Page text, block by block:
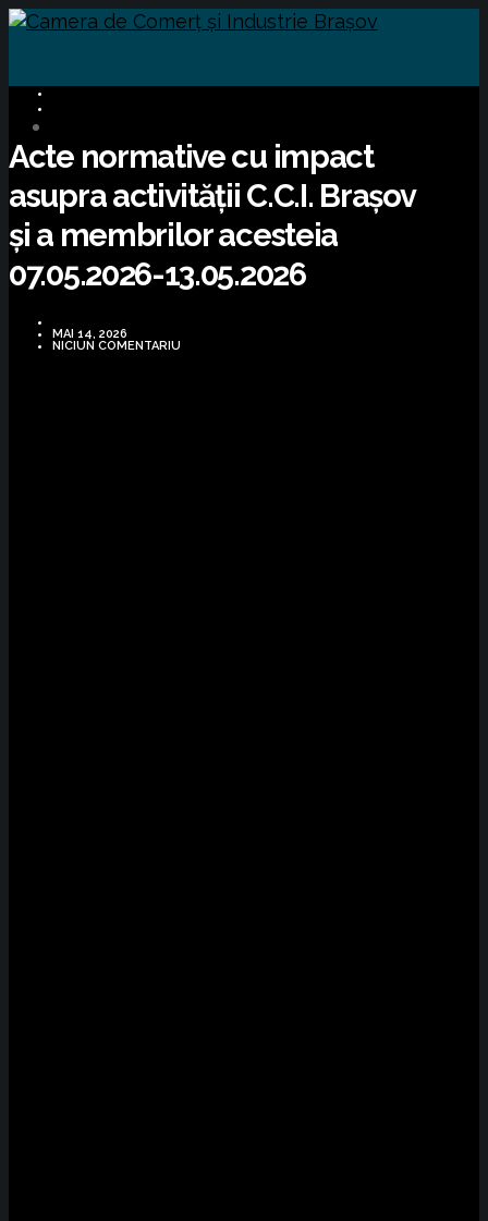
Acte normative cu impact
asupra activității C.C.I. Brașov
și a membrilor acesteia
07.05.2026-13.05.2026
MAI 14, 2026
NICIUN COMENTARIU